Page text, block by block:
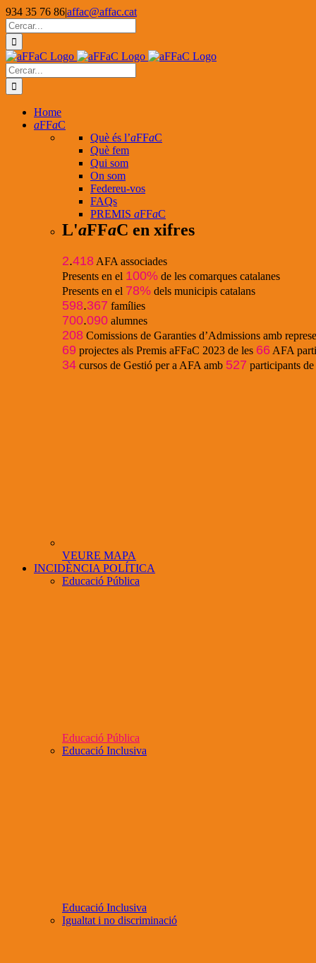
Skip
to
content
934 35 76 86|affac@affac.cat
Facebook
X
YouTube
Cerca
…
Cerca
…
Home
aFFaC
Què és l’aFFaC
Què fem
Qui som
On som
Federeu-vos
FAQs
PREMIS aFFaC
L'aFFaC en xifres
2.418 AFA associades
Presents en el 100% de les comarques catalanes
Presents en el 78% dels municipis catalans
598.367 famílies
700.090 alumnes
208 Comissions de Garanties d’Admissions amb
69 projectes als Premis aFFaC 2023 de les 66 AFA
34 cursos de Gestió per a AFA amb 527 participants de
VEURE MAPA
INCIDÈNCIA POLÍTICA
Educació Pública
Educació Pública
Educació Inclusiva
Educació Inclusiva
Igualtat i no discriminació